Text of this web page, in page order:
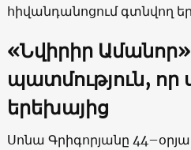
հիվանդանոցում գտնվող
«Նվիրիր Ամանոր»
պատմություն, որ
երեխայից
Սոնա Գրիգորյանը